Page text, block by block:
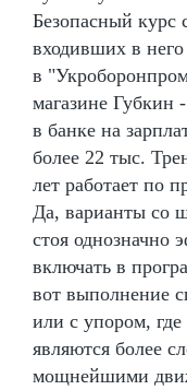
Безопасный курс
входивших в
в
магазине Губкин
в банке на
более 22 тыс.
лет работает по
Да, варианты со
стоя
включать в
вот выполнение
или с упором, где
являются более
мощнейшими